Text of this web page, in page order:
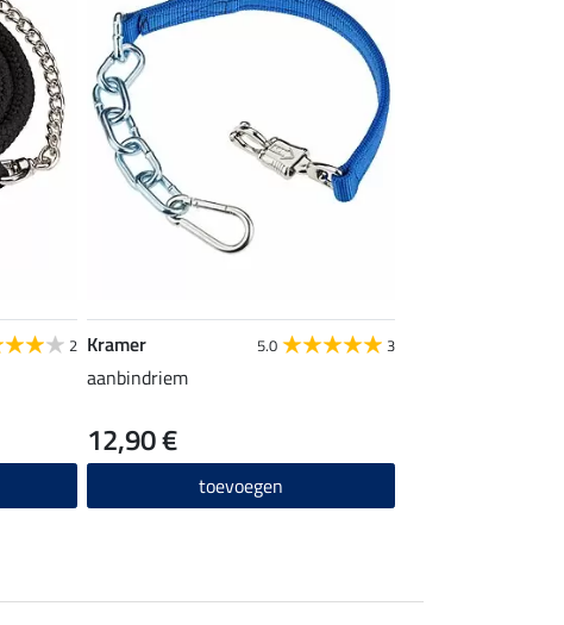
2 Kramer 5.0 3
aanbindriem
12,90 €
toevoegen